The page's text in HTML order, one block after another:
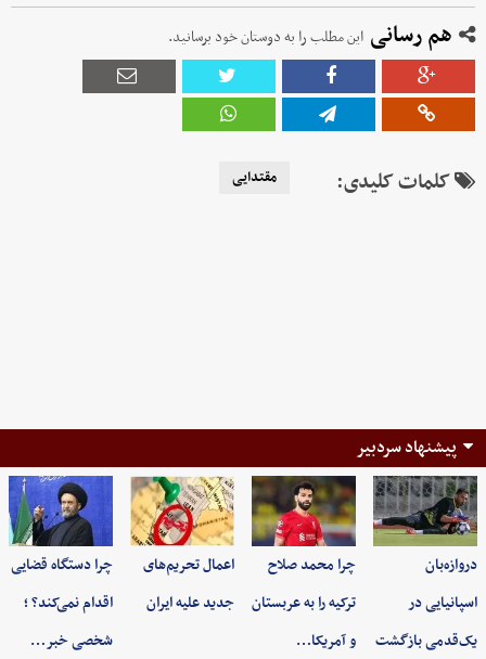
هم رسانی این مطلب را به دوستان خود برسانید.
کلمات کلیدی: مقتدایی
پیشنهاد سردبیر
دروازه‌بان
اسپانیایی در
یک‌قدمی بازگشت
چرا محمد صلاح
ترکیه را به عربستان
و آمریکا…
اعمال تحریم‌های
جدید علیه ایران
چرا دستگاه قضایی
اقدام نمی‌کند؟ ؛
شخصی خبر…